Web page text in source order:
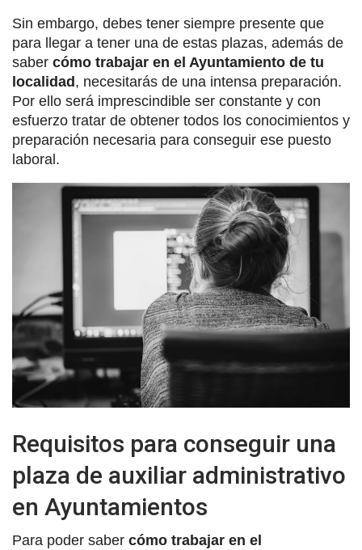
Sin embargo, debes tener siempre presente que
para llegar a tener una de estas plazas, además de
saber cómo trabajar en el Ayuntamiento de tu
localidad , necesitarás de una intensa preparación.
Por ello será imprescindible ser constante y con
esfuerzo tratar de obtener todos los conocimientos y
preparación necesaria para conseguir ese puesto
laboral.
Requisitos para conseguir una
plaza de auxiliar administrativo
en Ayuntamientos
Para poder saber cómo trabajar en el